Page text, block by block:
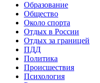
Образование
Общество
Около спорта
Отдых в России
Отдых за границей
ПДД
Политика
Происшествия
Психология